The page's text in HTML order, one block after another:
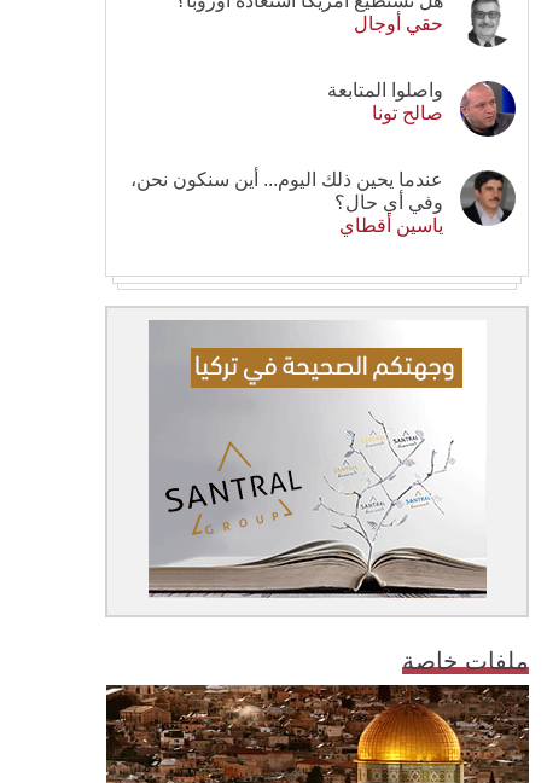
حقي أوجال
واصلوا المتابعة
صالح تونا
عندما يحين ذلك اليوم... أين سنكون نحن،
وفي أي حال؟
ياسين أقطاي
ملفات خاصة